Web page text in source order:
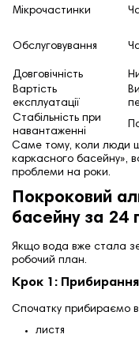
Мікрочастинки
Обслуговування
Довговічність
Вартість
експлуатації
Стабільність при
навантаженні
Саме тому, коли люди
каркасного басейну»,
проблеми на роки.
Покроковий
басейну за 24
Якщо вода вже стала
робочий план.
Крок 1: Прибирання
Спочатку прибираємо
листя